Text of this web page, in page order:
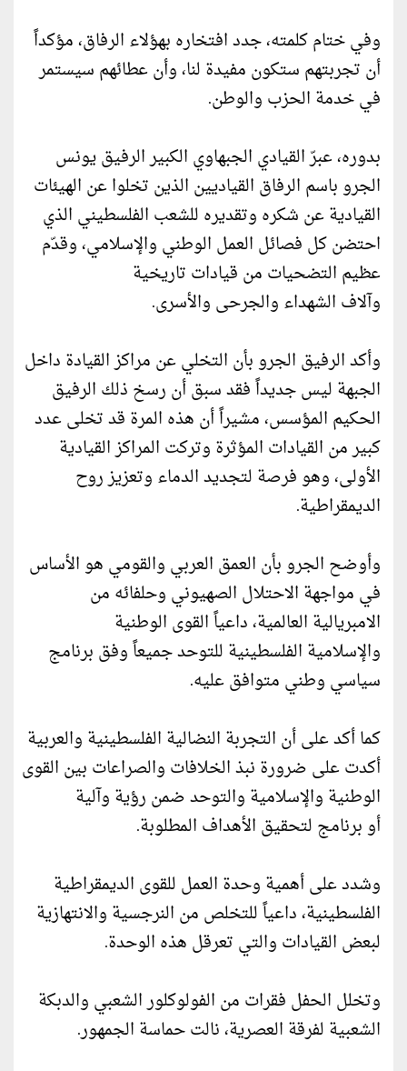
وفي ختام كلمته، جدد افتخاره بهؤلاء الرفاق، مؤكداً
أن تجربتهم ستكون مفيدة لنا، وأن عطائهم سيستمر
في خدمة الحزب والوطن.
بدوره، عبرّ القيادي الجبهاوي الكبير الرفيق يونس
الجرو باسم الرفاق القياديين الذين تخلوا عن الهيئات
القيادية عن شكره وتقديره للشعب الفلسطيني الذي
احتضن كل فصائل العمل الوطني والإسلامي، وقدّم
عظيم التضحيات من قيادات تاريخية
وآلاف الشهداء والجرحى والأسرى.
وأكد الرفيق الجرو بأن التخلي عن مراكز القيادة داخل
الجبهة ليس جديداً فقد سبق أن رسخ ذلك الرفيق
الحكيم المؤسس، مشيراً أن هذه المرة قد تخلى عدد
كبير من القيادات المؤثرة وتركت المراكز القيادية
الأولى، وهو فرصة لتجديد الدماء وتعزيز روح
الديمقراطية.
وأوضح الجرو بأن العمق العربي والقومي هو الأساس
في مواجهة الاحتلال الصهيوني وحلفائه من
الامبريالية العالمية، داعياً القوى الوطنية
والإسلامية الفلسطينية للتوحد جميعاً وفق برنامج
سياسي وطني متوافق عليه.
كما أكد على أن التجربة النضالية الفلسطينية والعربية
أكدت على ضرورة نبذ الخلافات والصراعات بين القوى
الوطنية والإسلامية والتوحد ضمن رؤية وآلية
أو برنامج لتحقيق الأهداف المطلوبة.
وشدد على أهمية وحدة العمل للقوى الديمقراطية
الفلسطينية، داعياً للتخلص من النرجسية والانتهازية
لبعض القيادات والتي تعرقل هذه الوحدة.
وتخلل الحفل فقرات من الفولوكلور الشعبي والدبكة
الشعبية لفرقة العصرية، نالت حماسة الجمهور.